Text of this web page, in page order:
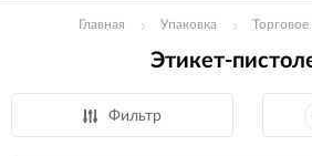
Главная Упаковка
Этикет-
Фильтр